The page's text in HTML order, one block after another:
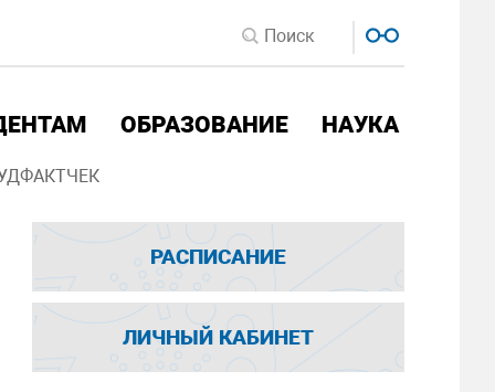
ОБРАЗОВАНИЕ НАУКА
РАСПИСАНИЕ
ЛИЧНЫЙ КАБИНЕТ